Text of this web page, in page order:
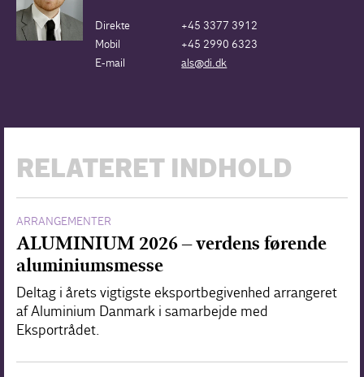
Direkte
+45 3377 3912
Mobil
+45 2990 6323
E-mail
als@di.dk
RELATERET INDHOLD
ARRANGEMENTER
ALUMINIUM 2026 – verdens førende
aluminiumsmesse
Deltag i årets vigtigste eksportbegivenhed arrangeret
af Aluminium Danmark i samarbejde med
Eksportrådet.